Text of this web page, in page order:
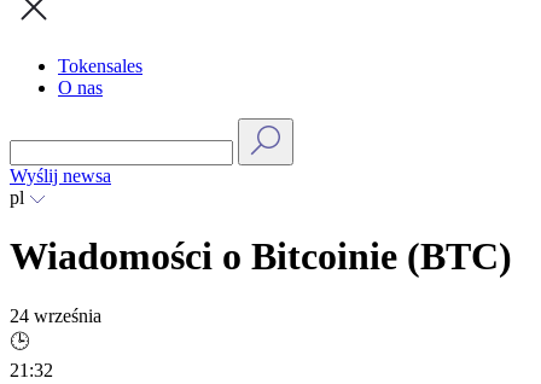
Tokensales
O nas
Wyślij newsa
pl
Wiadomości o Bitcoinie (BTC)
24 września
🕒
21:32